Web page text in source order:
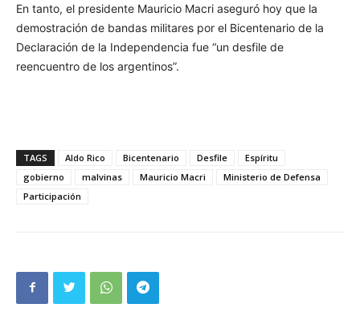
En tanto, el presidente Mauricio Macri aseguró hoy que la
demostración de bandas militares por el Bicentenario de la
Declaración de la Independencia fue “un desfile de
reencuentro de los argentinos”.
TAGS Aldo Rico Bicentenario Desfile
Espíritu
gobierno
malvinas Mauricio Macri
Ministerio de Defensa
Participación